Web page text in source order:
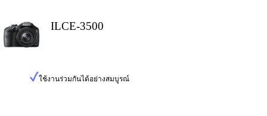
ILCE-3500
ใช้งานร่วมกันได้อย่างสมบูรณ์